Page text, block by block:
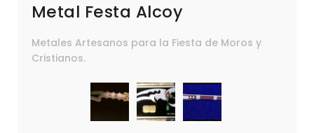
Metal Festa Alcoy
Metales Artesanos para la Fiesta de Moros y
Cristianos.